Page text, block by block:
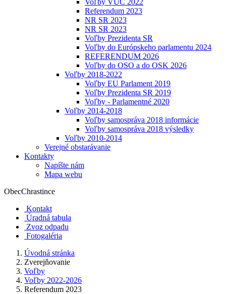
Voľby VÚC 2022
Referendum 2023
NR SR 2023
NR SR 2023
Voľby Prezidenta SR
Voľby do Európskeho parlamentu 2024
REFERENDUM 2026
Voľby do OSO a do OSK 2026
Voľby 2018-2022
Voľby EU Parlament 2019
Voľby Prezidenta SR 2019
Voľby - Parlamentné 2020
Voľby 2014-2018
Voľby samospráva 2018 informácie
Voľby samospráva 2018 výsledky
Voľby 2010-2014
Verejné obstarávanie
Kontakty
Napíšte nám
Mapa webu
ObecChrastince
Kontakt
Úradná tabula
Zvoz odpadu
Fotogaléria
Úvodná stránka
Zverejňovanie
Voľby
Voľby 2022-2026
Referendum 2023